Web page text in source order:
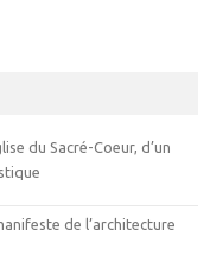
du Sacré-Coeur, d’un
de l’architecture